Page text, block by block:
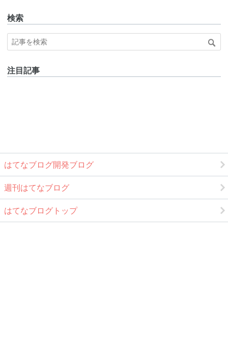
検索
注目記事
はてなブログ開発ブログ
週刊はてなブログ
はてなブログトップ